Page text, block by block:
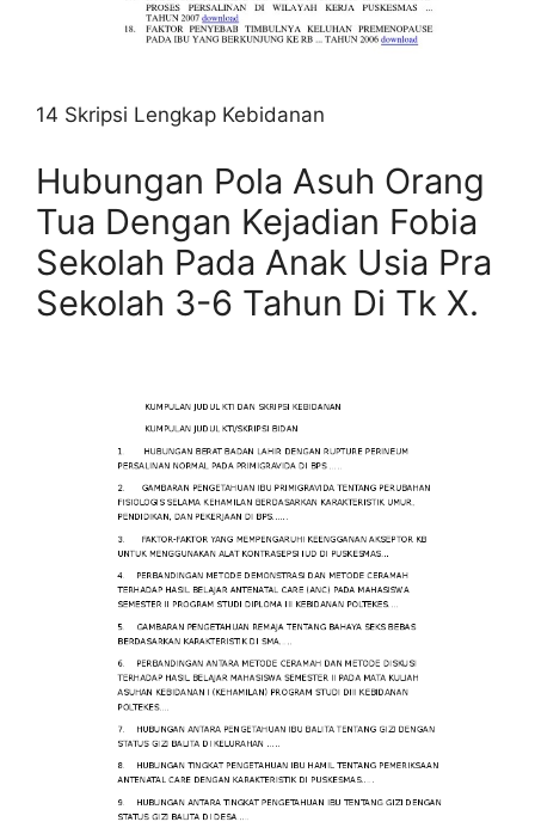
14 Skripsi Lengkap Kebidanan
Hubungan Pola Asuh Orang
Tua Dengan Kejadian Fobia
Sekolah Pada Anak Usia Pra
Sekolah 3-6 Tahun Di Tk X.